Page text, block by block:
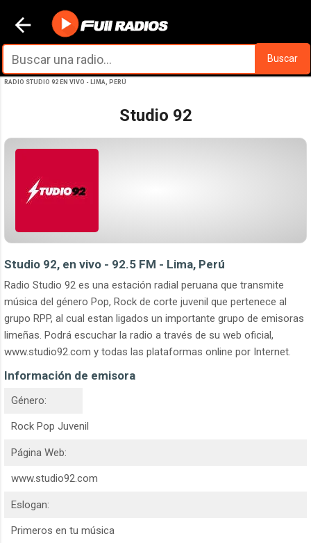
Ir al contenido principal
Buscar
RADIO STUDIO 92 EN VIVO - LIMA, PERÚ
Studio 92
Studio 92, en vivo - 92.5 FM - Lima, Perú
Radio Studio 92 es una estación radial peruana que transmite
música del género Pop, Rock de corte juvenil que pertenece al
grupo RPP, al cual estan ligados un importante grupo de emisoras
limeñas. Podrá escuchar la radio a través de su web oficial,
www.studio92.com y todas las plataformas online por Internet.
Información de emisora
Género:
Rock Pop Juvenil
Página Web:
www.studio92.com
Eslogan:
Primeros en tu música